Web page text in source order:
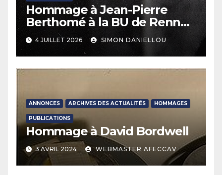
Hommage à Jean-Pierre
Berthomé à la BU de Rennes
2 – 28 septembre 2026
4 JUILLET 2026 SIMON DANIELLOU
ANNONCES ARCHIVES DES ACTUALITÉS HOMMAGES
PUBLICATIONS
Hommage à David Bordwell
3 AVRIL 2024 WEBMASTER AFECCAV